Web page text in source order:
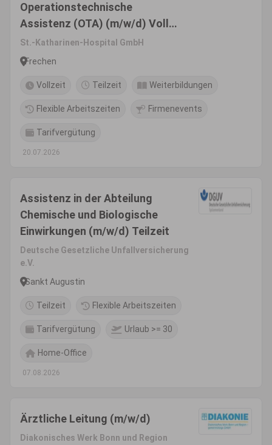
Operationstechnische
Assistenz (OTA) (m/w/d) Voll-
/Teilzeit
St.-Katharinen-Hospital GmbH
Frechen
Vollzeit Teilzeit Weiterbildungen
Flexible Arbeitszeiten Firmenevents
Tarifvergütung
20.07.2026
Assistenz in der Abteilung
Chemische und Biologische
Einwirkungen (m/w/d) Teilzeit
Deutsche Gesetzliche Unfallversicherung
e.V.
Sankt Augustin
Teilzeit Flexible Arbeitszeiten
Tarifvergütung Urlaub >= 30
Home-Office
07.08.2026
Ärztliche Leitung (m/w/d)
Diakonisches Werk Bonn und Region